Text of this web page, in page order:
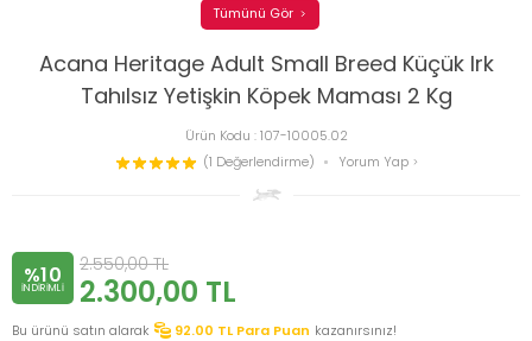
Acana Heritage Adult Small Breed Küçük Irk
Tahılsız Yetişkin Köpek Maması 2 Kg
Ürün Kodu :107-10005.02
(1 Değerlendirme)
Yorum Yap
Tümünü Gör
%10
INDIRIMLI
2.550,00TL
2.300,00 TL
Bu ürünü satın alarak 92.00 TL Para Puan kazanırsınız!